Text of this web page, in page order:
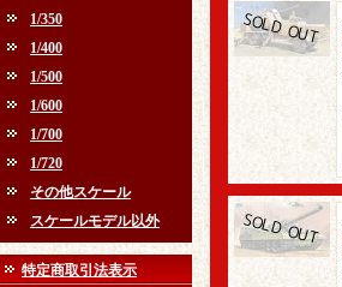
1/350
1/400
1/500
1/600
1/700
1/720
その他スケール
スケールモデル以外
特定商取引法表示